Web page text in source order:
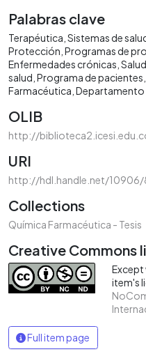
Palabras clave
Terapéutica Sistemas de
Protección Programas de
Enfermedades crónicas
salud Programa de pacientes
Farmacéutica Departamento
OLIB
http://
URI
http://hdl.handle.net/
Collections
Química Farmacéutica - Tesis
Creative Commons
Except
item's
Full item page